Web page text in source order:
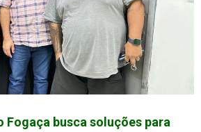
Fogaça busca soluções para